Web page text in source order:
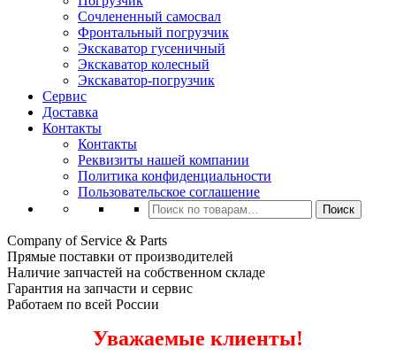
Сочлененный самосвал
Фронтальный погрузчик
Экскаватор гусеничный
Экскаватор колесный
Экскаватор-погрузчик
Сервис
Доставка
Контакты
Контакты
Реквизиты нашей компании
Политика конфиденциальности
Пользовательское соглашение
Искать:
Поиск
Company of Service & Parts
Прямые поставки от производителей
Наличие запчастей на собственном складе
Гарантия на запчасти и сервис
Работаем по всей России
Уважаемые клиенты!